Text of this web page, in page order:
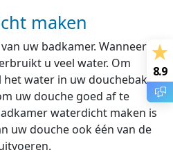
maken
uw badkamer. Wanneer u
u veel water. Om
water in uw douchebak
uw douche goed af te
waterdicht maken is
uw douche ook één van de
8.9